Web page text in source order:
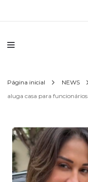
Página inicial NEWS
aluga casa para funcionários